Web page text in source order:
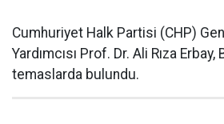
Cumhuriyet Halk Partisi (CHP)
Yardımcısı Prof. Dr. Ali Rıza
temaslarda bulundu.